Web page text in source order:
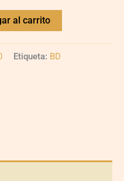
al carrito
Etiqueta: BD